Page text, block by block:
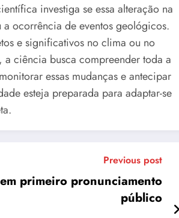
investiga se essa alteração na
ocorrência de eventos geológicos.
e significativos no clima ou no
ciência busca compreender toda a
essas mudanças e antecipar
esteja preparada para adaptar-se
Previous post
primeiro pronunciamento
público